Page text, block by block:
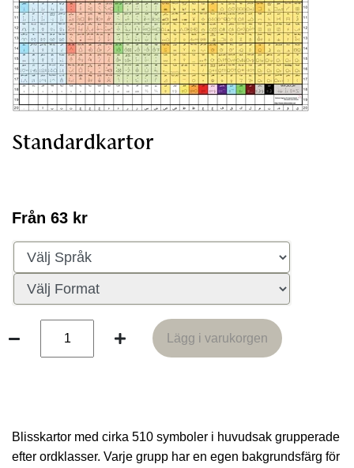
Standardkartor
Från 63 kr
Språk
Format
Lägg i varukorgen
Lägg i varukorgen
Blisskartor med cirka 510 symboler i huvudsak grupperade
efter ordklasser. Varje grupp har en egen bakgrundsfärg för